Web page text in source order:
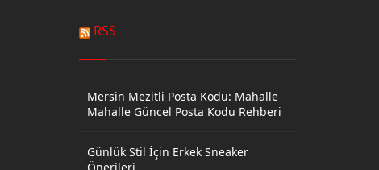
RSS
Mersin Mezitli Posta Kodu: Mahalle
Mahalle Güncel Posta Kodu Rehberi
Günlük Stil İçin Erkek Sneaker